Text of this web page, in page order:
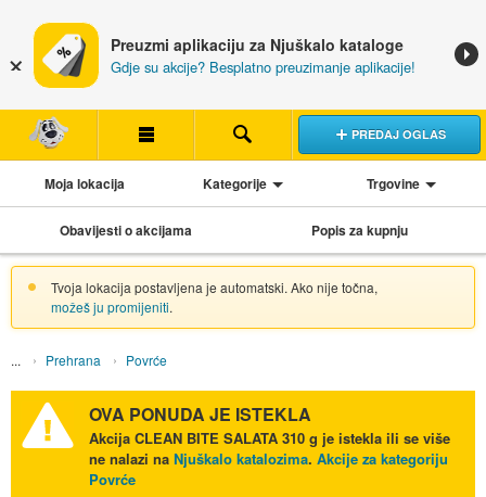
Preuzmi aplikaciju za Njuškalo kataloge
Gdje su akcije? Besplatno preuzimanje aplikacije!
PREDAJ OGLAS
Moja lokacija Kategorije Trgovine
Obavijesti o akcijama Popis za kupnju
Tvoja lokacija postavljena je automatski. Ako nije točna,
možeš ju promijeniti.
Prehrana Povrće
OVA PONUDA JE ISTEKLA
Akcija CLEAN BITE SALATA 310 g je istekla ili se više
ne nalazi na Njuškalo katalozima. Akcije za kategoriju
Povrće